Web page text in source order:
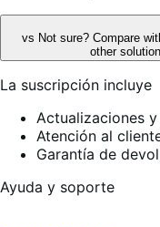
vs Not sure? Compare
other
La suscripción incluye
Actualizaciones
Atención al
Garantía de
Ayuda y soporte